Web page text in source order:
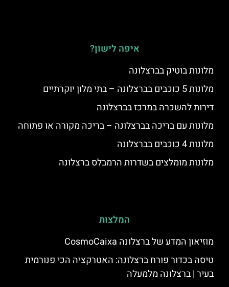
איפה לישון?
מלונות בוטיק בברצלונה
מלונות 5 כוכבים בברצלונה – בתי מלון יוקרתיים
דירות להשכרה במרכז בברצלונה
מלונות עם בריכה בברצלונה – בריכה מקורה או פתוחה
מלונות 4 כוכבים בברצלונה
מלונות מומלצים בשדרות הרמבלס ברצלונה
המלצות
מוזיאון המדע של ברצלונה CosmoCaixa
טיסה בכדור פורח ברצלונה: האטרקציה הכי פנורמית
בעיר | ברצלונה מלמעלה